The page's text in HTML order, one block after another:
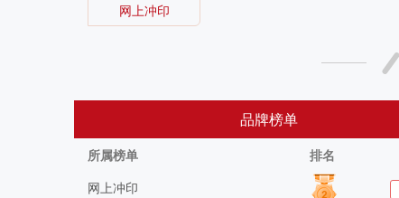
网上冲印
品牌榜单
所属榜单 排名
网上冲印